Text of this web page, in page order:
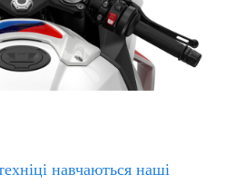
навчаються наші